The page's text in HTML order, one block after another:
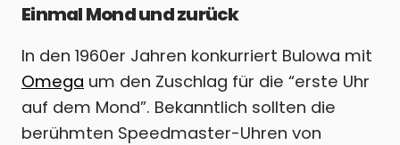
Einmal Mond und zurück
In den 1960er Jahren konkurriert Bulowa mit
Omega um den Zuschlag für die “erste Uhr
auf dem Mond”. Bekanntlich sollten die
berühmten Speedmaster-Uhren von